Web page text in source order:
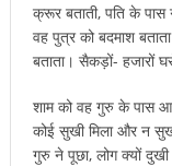
क्रूर बताती, पति के पास
वह पुत्र को बदमाश
बताता। सैकड़ों- हजारों
शाम को वह गुरु के पास
कोई सुखी मिला और न
गुरु ने पूछा, लोग क्यों